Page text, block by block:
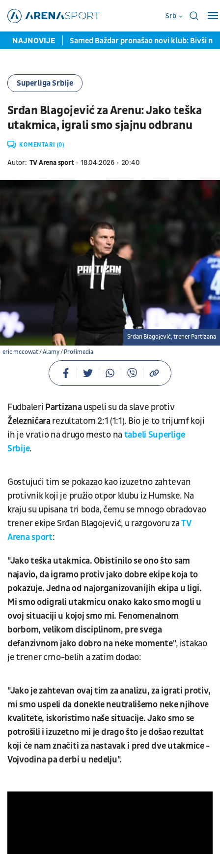
Srb
NAJNOVIJE
u Torontu Samed Baždar pronašao novi klub: Bivši
Superliga Srbije
Srđan Blagojević za Arenu: Jako teška
utakmica, igrali smo sjajnu odbranu
KOMENTARI (0)
Autor: TV Arena sport 18.04.2026 20:40
eric mccowat / Alamy / Profimedia
Srđan Blagojević, trener Partizana
Fudbaleri Partizanauspeli su da slave protiv
Železničararezultatom 2:1 (1:1). Bio je to trijumf koji
ih je vratio na drugo mesto na tabeli Superlige
Srbije.
Gostujući tim se pokazao kao izuzetno zahtevan
protivnik koji je pružio otpor klubu iz Humske. Na
kraju su upisana tri boda, čemu se mnogo obradovao
trener ekipe Srđan Blagojević, u razgovoru zaTV
Arena sport:
"Jako teška utakmica. Obistinilo se ono što sam
najavio, da igramo protiv jako dobre ekipe koja to
pokazuje. Jedna od najorganizovanijih ekipa u ligi.
Mi smo odigrali utakmicu onako kako smo mogli u
ovoj situaciji u kojoj smo mi. Fenomenalnom
borbom, velikom disciplinom, pre svega
defanzivnom jako dobro na neke momente", istakao
je trener crno-belih a zatim dodao:
"Jako je zahtevan ovaj tim za analizu, za igrati protiv,
mi smo uspeli da donekle neutrališemo neke njihove
kvalitete, iskoristimo naše situacije. Jako smo se
potrošili i izuzetno mi je drago što je došao rezultat
koji će nam značiti za nastavak i pred dve utakmice -
Vojvodina pa derbi u nedelju".